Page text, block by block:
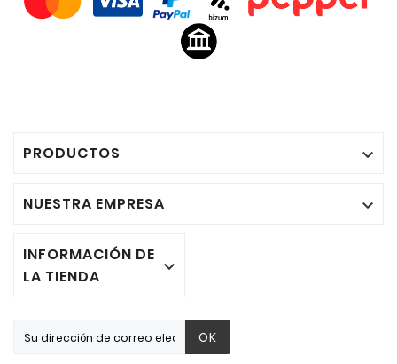
PRODUCTOS 
NUESTRA EMPRESA 
INFORMACIÓN DE
LA TIENDA

OK